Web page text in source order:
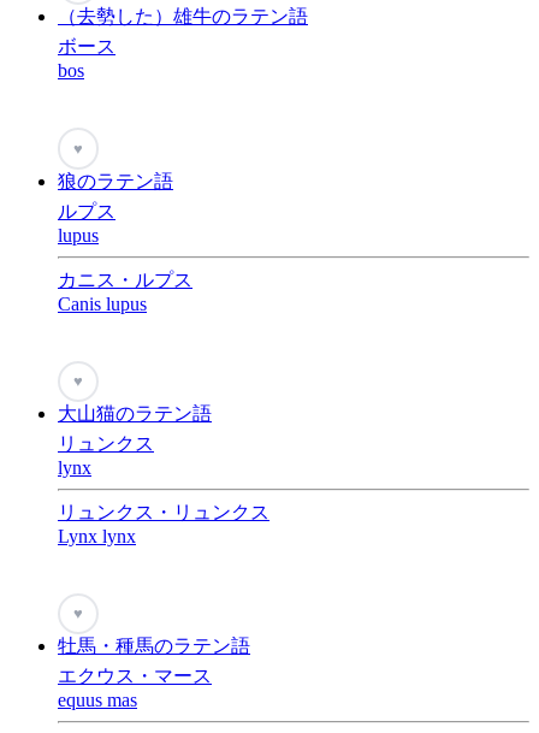
（去勢した）雄牛のラテン語
ボース
bos
♥
狼のラテン語
ルプス
lupus
カニス・ルプス
Canis lupus
♥
大山猫のラテン語
リュンクス
lynx
リュンクス・リュンクス
Lynx lynx
♥
牡馬・種馬のラテン語
エクウス・マース
equus mas